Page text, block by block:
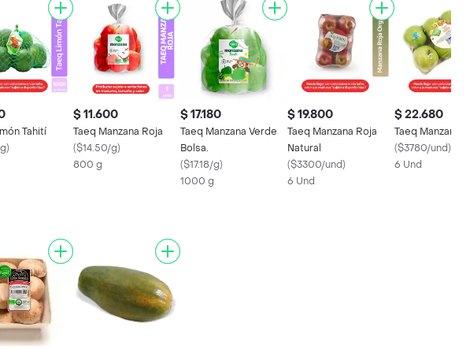
Tahití
)
$ 11.600
Taeq Manzana Roja
($14.50/g)
800 g
$ 17.180
Taeq Manzana Verde
Bolsa.
($17.18/g)
1000 g
$ 19.800
Taeq Manzana Roja
Natural
($3300/und)
6 Und
$ 22.680
Taeq Manzana
($3780/und)
6 Und